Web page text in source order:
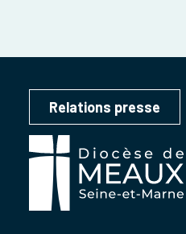
Relations presse